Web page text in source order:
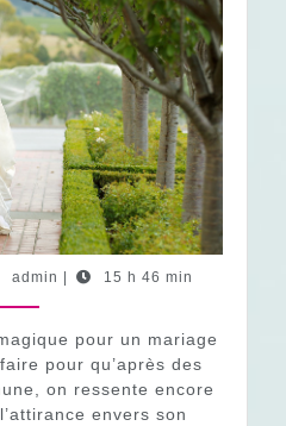
clés
pour
un
mariage
réussi
admin admin 15 h 46 min
pour un mariage
pour qu’après des
on ressente encore
envers son